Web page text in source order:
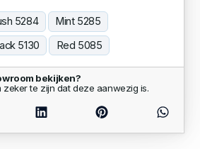
5284
Mint 5285
5130 Red 5085
bekijken?
zeker te zijn dat deze aanwezig is.